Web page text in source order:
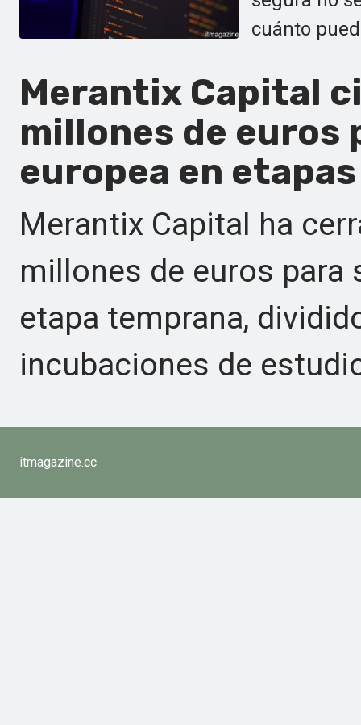
cuánto
Merantix Capital
millones de euros
europea en
Merantix Capital ha
millones de euros para
etapa temprana,
incubaciones de
itmagazine.cc